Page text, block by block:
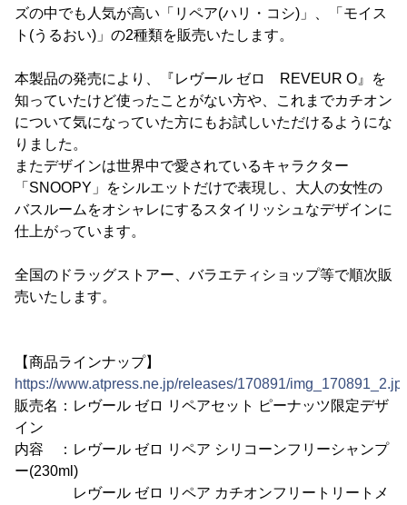
ズの中でも人気が高い「リペア(ハリ・コシ)」、「モイス
ト(うるおい)」の2種類を販売いたします。
本製品の発売により、『レヴール ゼロ REVEUR O』を
知っていたけど使ったことがない方や、これまでカチオン
について気になっていた方にもお試しいただけるようにな
りました。
またデザインは世界中で愛されているキャラクター
「SNOOPY」をシルエットだけで表現し、大人の女性の
バスルームをオシャレにするスタイリッシュなデザインに
仕上がっています。
全国のドラッグストアー、バラエティショップ等で順次販
売いたします。
【商品ラインナップ】
https://www.atpress.ne.jp/releases/170891/
販売名：レヴール ゼロ リペアセット ピーナッツ限定デザ
イン
内容 ：レヴール ゼロ リペア シリコーンフリーシャンプ
ー(230ml)
レヴール ゼロ リペア カチオンフリートリートメ